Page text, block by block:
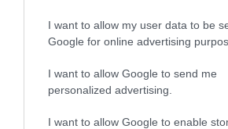
I want to allow my user data to be
Google for online advertising
I want to allow Google to send me
personalized advertising.
I want to allow Google to enable